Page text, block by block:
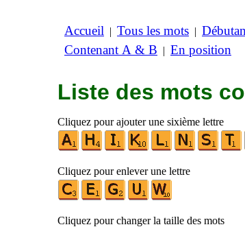
Accueil | Tous les mots |
Contenant A & B | En position
Liste des mots
Cliquez pour ajouter une sixième lettre
Cliquez pour enlever une lettre
Cliquez pour changer la taille des mots